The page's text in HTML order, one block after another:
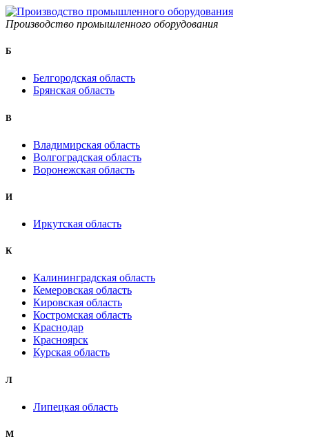
Производство промышленного оборудования
Б
Белгородская область
Брянская область
B
Владимирская область
Волгоградская область
Воронежская область
И
Иркутская область
К
Калининградская область
Кемеровская область
Кировская область
Костромская область
Краснодар
Красноярск
Курская область
Л
Липецкая область
М